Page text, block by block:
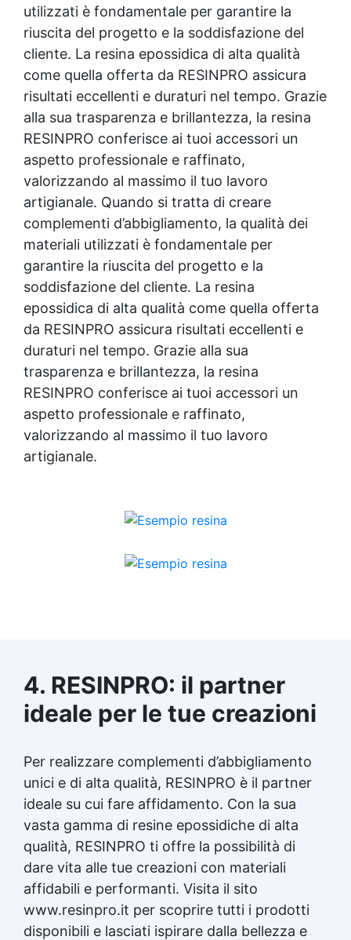
utilizzati è fondamentale per garantire la
riuscita del progetto e la soddisfazione del
cliente. La resina epossidica di alta qualità
come quella offerta da RESINPRO assicura
risultati eccellenti e duraturi nel tempo. Grazie
alla sua trasparenza e brillantezza, la resina
RESINPRO conferisce ai tuoi accessori un
aspetto professionale e raffinato,
valorizzando al massimo il tuo lavoro
artigianale. Quando si tratta di creare
complementi d’abbigliamento, la qualità dei
materiali utilizzati è fondamentale per
garantire la riuscita del progetto e la
soddisfazione del cliente. La resina
epossidica di alta qualità come quella offerta
da RESINPRO assicura risultati eccellenti e
duraturi nel tempo. Grazie alla sua
trasparenza e brillantezza, la resina
RESINPRO conferisce ai tuoi accessori un
aspetto professionale e raffinato,
valorizzando al massimo il tuo lavoro
artigianale.
4. RESINPRO: il partner
ideale per le tue creazioni
Per realizzare complementi d’abbigliamento
unici e di alta qualità, RESINPRO è il partner
ideale su cui fare affidamento. Con la sua
vasta gamma di resine epossidiche di alta
qualità, RESINPRO ti offre la possibilità di
dare vita alle tue creazioni con materiali
affidabili e performanti. Visita il sito
www.resinpro.it per scoprire tutti i prodotti
disponibili e lasciati ispirare dalla bellezza e